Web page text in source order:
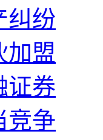
纠纷
加盟
证券
竞争